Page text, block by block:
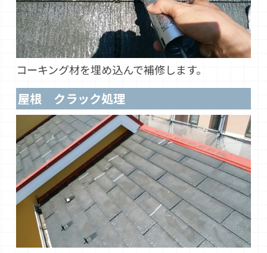
コーキング材を埋め込んで補修します。
屋根 クラック処理